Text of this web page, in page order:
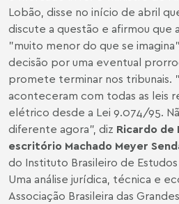
Lobão, disse no início de abril
discute a questão e afirmou que
"muito menor do que se
decisão por uma eventual
promete terminar nos tribunais.
aconteceram com todas as leis
elétrico desde a Lei 9.074/95.
diferente agora", diz Ricardo de
escritório Machado Meyer
do Instituto Brasileiro de
Uma análise jurídica, técnica e
Associação Brasileira das